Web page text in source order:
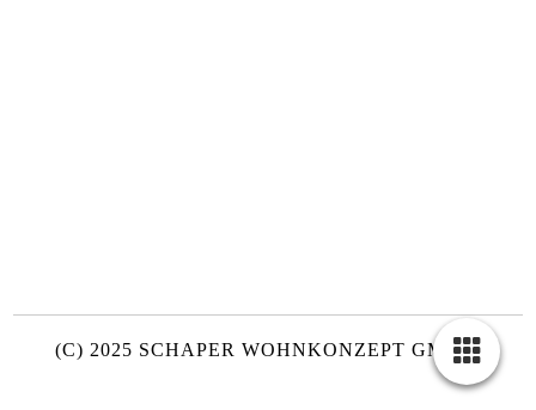
(C) 2025 SCHAPER WOHNKONZEPT GMBH